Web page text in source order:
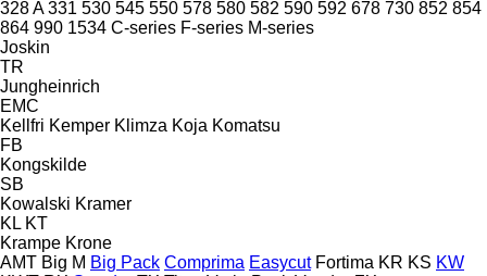
328 A 331 530 545 550 578 580 582 590 592 678 730 852 854
864 990 1534 C-series F-series M-series
Joskin
TR
Jungheinrich
EMC
Kellfri Kemper Klimza Koja Komatsu
FB
Kongskilde
SB
Kowalski Kramer
KL KT
Krampe Krone
AMT Big M Big Pack Comprima Easycut Fortima KR KS KW